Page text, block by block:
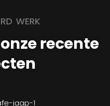
WERK
recente